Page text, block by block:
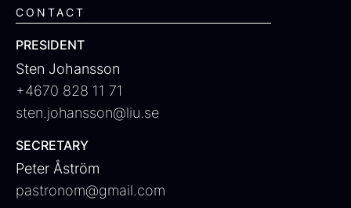
CONTACT
PRESIDENT
Sten Johansson
+4670 828 11 71
sten.johansson@liu.se
SECRETARY
Peter Åström
pastronom@gmail.com